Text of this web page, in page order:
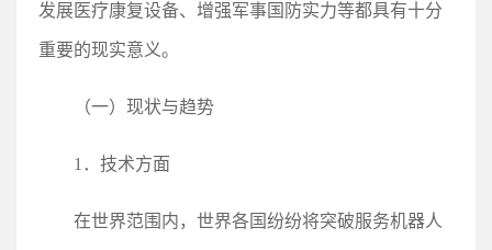
发展医疗康复设备、增强军事国防实力等都具有十分
重要的现实意义。
（一）现状与趋势
1．技术方面
在世界范围内，世界各国纷纷将突破服务机器人